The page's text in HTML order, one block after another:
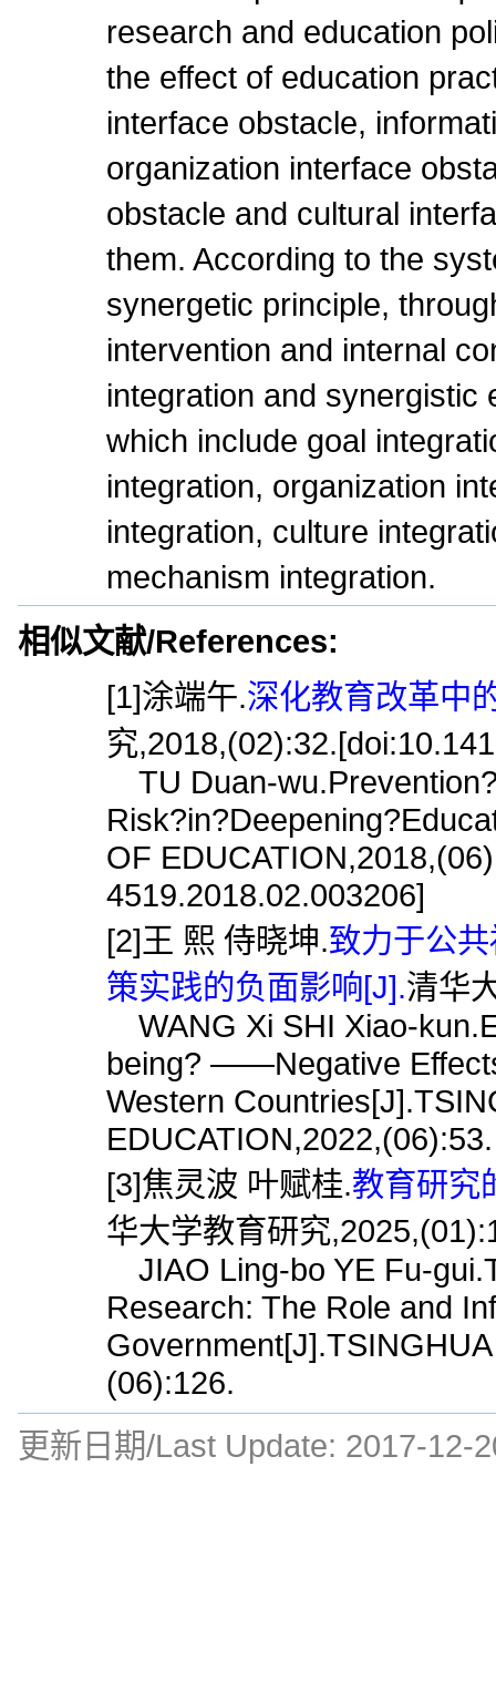
research and education
the effect of education
interface obstacle,
organization interface
obstacle and cultural
them. According to the
synergetic principle,
intervention and internal
integration and synergistic
which include goal
integration, organization
integration, culture
mechanism integration.
相似文献/References:
[1]涂端午.深化教育改革中
究
TU Duan-
OF
4519.2018.02.003206]
[2]王 熙 侍晓坤.致力于公
策实践的负面影响[J].清华
WANG Xi SHI Xiao-
being? ——Negative
Western
EDUCATION,2022,(06):53.
[3]焦灵波 叶赋桂.教育研究
华大学教育研究
JIAO Ling-bo YE Fu-
Research: The Role and
(06):126.
更新日期/Last Update: 2017-12-